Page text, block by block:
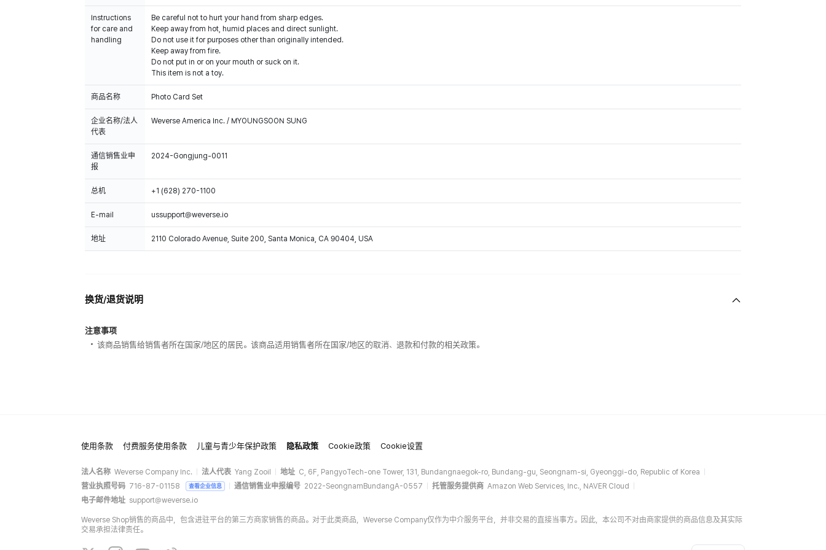
Instructions
for care and
handling
Be careful not to hurt your hand from sharp edges.
Keep away from hot, humid places and direct sunlight.
Do not use it for purposes other than originally intended.
Keep away from fire.
Do not put in or on your mouth or suck on it.
This item is not a toy.
商品名称 Photo Card Set
企业名称/法人
代表
Weverse America Inc. / MYOUNGSOON SUNG
通信销售业申
报
2024-Gongjung-0011
总机 +1 (628) 270-1100
E-mail ussupport@weverse.io
地址 2110 Colorado Avenue, Suite 200, Santa Monica, CA 90404, USA
换货/退货说明
注意事项
该商品销售给销售者所在国家/地区的居民。该商品适用销售者所在国家/地区的取消、退款和付款的相关政策。
使用条款 付费服务使用条款 儿童与青少年保护政策 隐私政策 Cookie政策 Cookie设置
法人名称 Weverse Company Inc. 法人代表 Yang Zooil 地址 C, 6F, PangyoTech-one Tower, 131, Bundangnaegok-ro, Bundang-gu, Seongnam-si, Gyeonggi-do, Republic of Korea
营业执照号码 716-87-01158 查看企业信息 通信销售业申报编号 2022-SeongnamBundangA-0557 托管服务提供商 Amazon Web Services, Inc., NAVER Cloud
电子邮件地址 support@weverse.io
Weverse Shop销售的商品中，包含进驻平台的第三方商家销售的商品。对于此类商品，Weverse Company仅作为中介服务平台，并非交易的直接当事方。因此，本公司不对由商家提供的商品信息及其实际
交易承担法律责任。